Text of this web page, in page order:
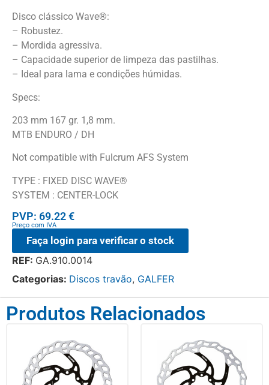
Disco clássico Wave®:
– Robustez.
– Mordida agressiva.
– Capacidade superior de limpeza das pastilhas.
– Ideal para lama e condições húmidas.
Specs:
203 mm 167 gr. 1,8 mm.
MTB ENDURO / DH
Not compatible with Fulcrum AFS System
TYPE : FIXED DISC WAVE®
SYSTEM : CENTER-LOCK
PVP: 69.22 €
Preço com IVA
Faça login para verificar o stock
REF: GA.910.0014
Categorias: Discos travão, GALFER
Produtos Relacionados